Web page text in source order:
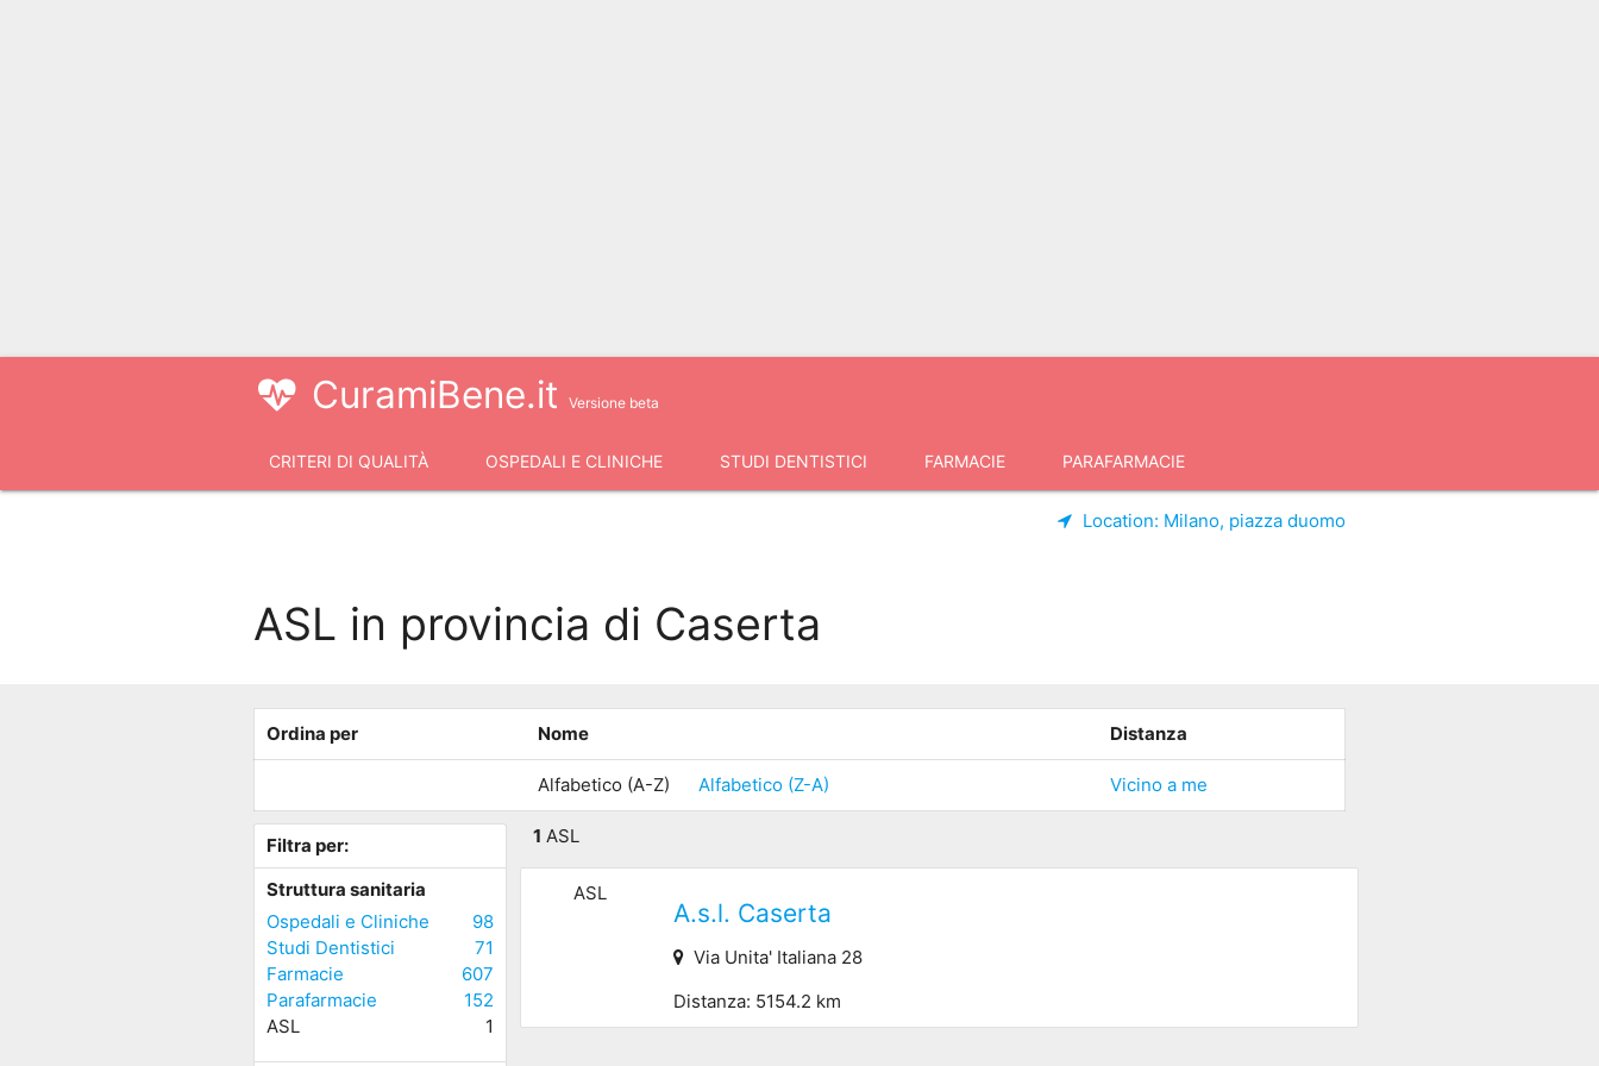
CuramiBene.it Versione beta
CRITERI DI QUALITÀ OSPEDALI E CLINICHE STUDI DENTISTICI FARMACIE PARAFARMACIE
Location: Milano, piazza duomo
ASL in provincia di Caserta
Ordina per Nome Distanza
Alfabetico (A-Z) Alfabetico (Z-A) Vicino a me
Filtra per:
Struttura sanitaria
Ospedali e Cliniche
98
Studi Dentistici
71
Farmacie
607
Parafarmacie
152
ASL
1
1 ASL
ASL
A.s.l. Caserta
Via Unita' Italiana 28
Distanza: 5154.2 km